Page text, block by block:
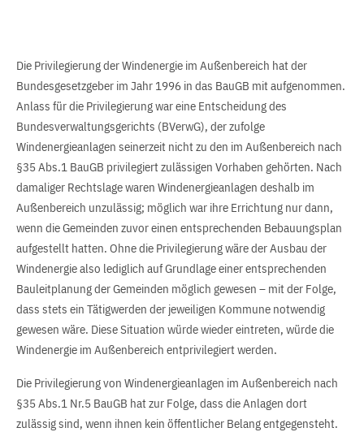
Die Privilegierung der Windenergie im Außenbereich hat der
Bundesgesetzgeber im Jahr 1996 in das BauGB mit aufgenommen.
Anlass für die Privilegierung war eine Entscheidung des
Bundesverwaltungsgerichts (BVerwG), der zufolge
Windenergieanlagen seinerzeit nicht zu den im Außenbereich nach
§35 Abs.1 BauGB privilegiert zulässigen Vorhaben gehörten. Nach
damaliger Rechtslage waren Windenergieanlagen deshalb im
Außenbereich unzulässig; möglich war ihre Errichtung nur dann,
wenn die Gemeinden zuvor einen entsprechenden Bebauungsplan
aufgestellt hatten. Ohne die Privilegierung wäre der Ausbau der
Windenergie also lediglich auf Grundlage einer entsprechenden
Bauleitplanung der Gemeinden möglich gewesen – mit der Folge,
dass stets ein Tätigwerden der jeweiligen Kommune notwendig
gewesen wäre. Diese Situation würde wieder eintreten, würde die
Windenergie im Außenbereich entprivilegiert werden.
Die Privilegierung von Windenergieanlagen im Außenbereich nach
§35 Abs.1 Nr.5 BauGB hat zur Folge, dass die Anlagen dort
zulässig sind, wenn ihnen kein öffentlicher Belang entgegensteht.